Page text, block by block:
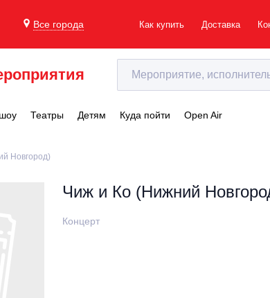
Все города Как купить Доставка
Театры Детям Куда пойти Open Air
Новгород)
Чиж и Ко (Нижний
Концерт